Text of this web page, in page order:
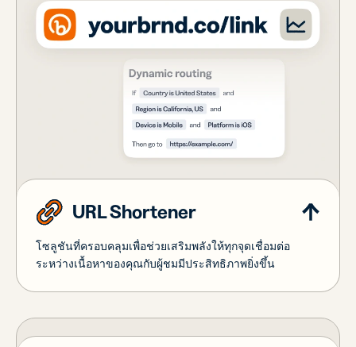
URL Shortener
โซลูชันที่ครอบคลุมเพื่อช่วยเสริมพลังให้ทุกจุดเชื่อมต่อ
ระหว่างเนื้อหาของคุณกับผู้ชมมีประสิทธิภาพยิ่งขึ้น